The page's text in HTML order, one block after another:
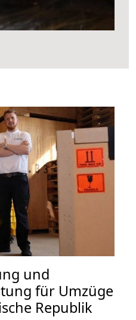
und
für Umzüge
Republik